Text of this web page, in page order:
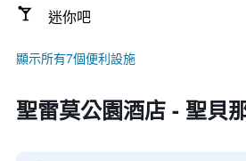
迷你吧
顯示所有7個便利設施
聖雷莫公園酒店 - 聖貝